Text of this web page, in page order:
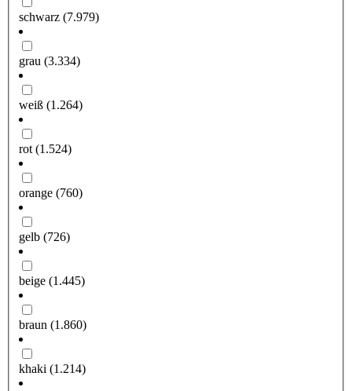
schwarz (7.979)
grau (3.334)
weiß (1.264)
rot (1.524)
orange (760)
gelb (726)
beige (1.445)
braun (1.860)
khaki (1.214)